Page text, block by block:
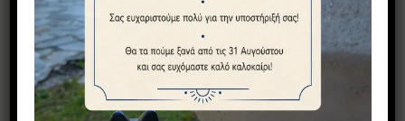
Σαλατιέρα – Μπολ Λαλούδες
45,00€